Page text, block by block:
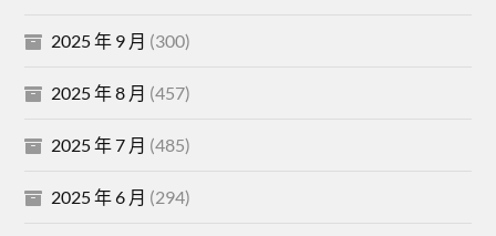
2025 年 9 月 (300)
2025 年 8 月 (457)
2025 年 7 月 (485)
2025 年 6 月 (294)